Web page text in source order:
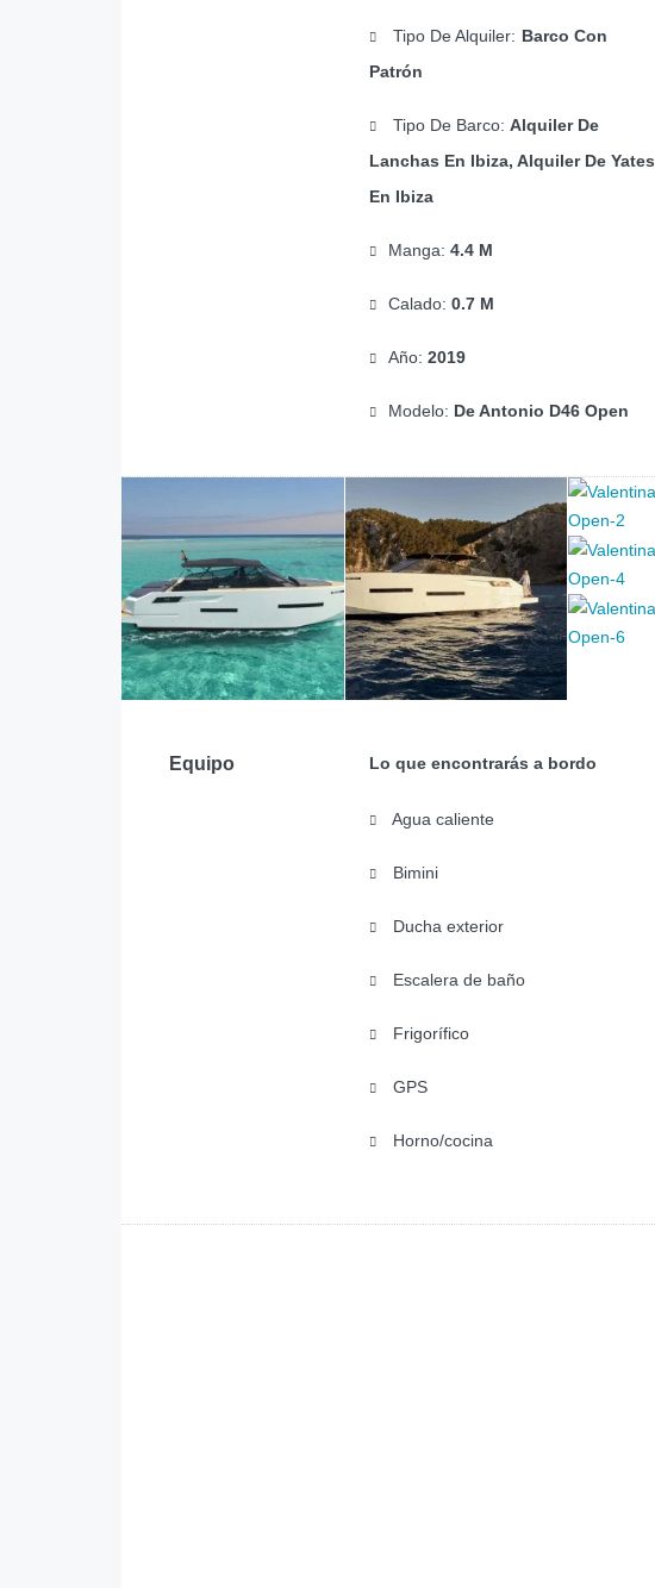
Tipo De Alquiler: Barco Con
Patrón
Tipo De Barco: Alquiler De
Lanchas En Ibiza, Alquiler De Yates
En Ibiza
Manga: 4.4 M
Calado: 0.7 M
Año: 2019
Modelo: De Antonio D46 Open
Equipo Lo que encontrarás a bordo
Agua caliente
Bimini
Ducha exterior
Escalera de baño
Frigorífico
GPS
Horno/cocina